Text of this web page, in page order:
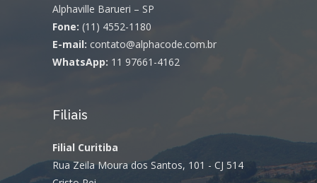
Alphaville Barueri – SP
Fone: (11) 4552-1180
E-mail: contato@alphacode.com.br
WhatsApp: 11 97661-4162
Filiais
Filial Curitiba
Rua Zeila Moura dos Santos, 101 - CJ 514